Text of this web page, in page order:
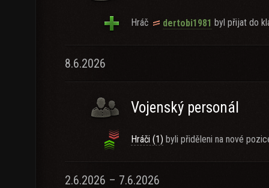
Hráč dertobi1981 byl přijat do
8.6.2026
Vojenský personál
Hráči (1) byli přiděleni na nové
2.6.2026 – 7.6.2026